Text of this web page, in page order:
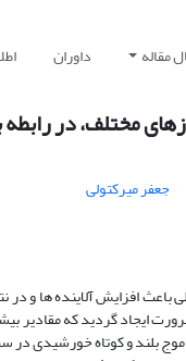
مقاله داوران
مختلف، در رابطه
جعفر میرکتولی
افزایش آلاینده ها و
ایجاد گردید که مقادیر